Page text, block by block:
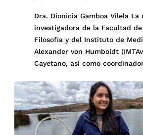
Dra. Dionicia Gamboa Vilela La
investigadora de la Facultad
Filosofía y del Instituto de
Alexander von Humboldt
Cayetano, así como